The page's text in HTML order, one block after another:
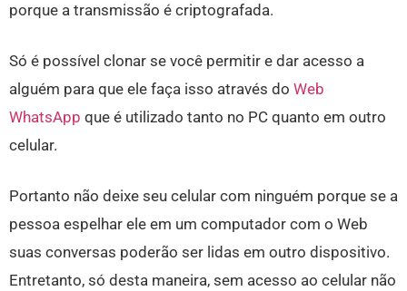
porque a transmissão é criptografada.
Só é possível clonar se você permitir e dar acesso a
alguém para que ele faça isso através do Web
WhatsApp que é utilizado tanto no PC quanto em outro
celular.
Portanto não deixe seu celular com ninguém porque se a
pessoa espelhar ele em um computador com o Web
suas conversas poderão ser lidas em outro dispositivo.
Entretanto, só desta maneira, sem acesso ao celular não